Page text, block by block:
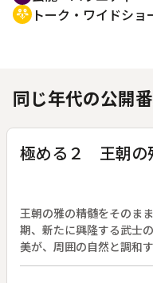
adaptive_audio_mic トーク・ワイドショ
同じ年代の公開
極める２ 王朝
王朝の雅の精髄をそのま
期、新たに興隆する武士
美が、周囲の自然と調和
みを尽くした社殿。宮島